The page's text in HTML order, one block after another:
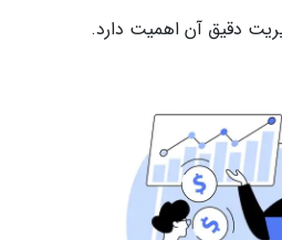
دقیق آن اهمیت دارد.